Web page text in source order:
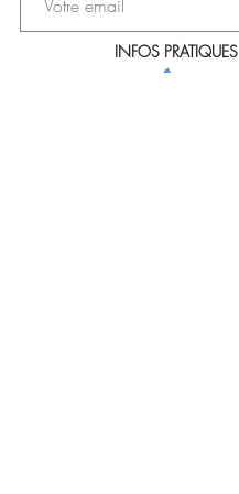
INFOS PRATIQUES